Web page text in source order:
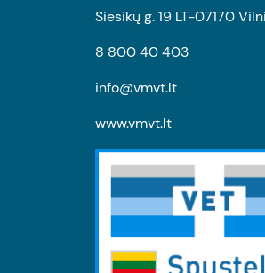
Siesikų g. 19 LT-07170
8 800 40 403
info@vmvt.lt
www.vmvt.lt